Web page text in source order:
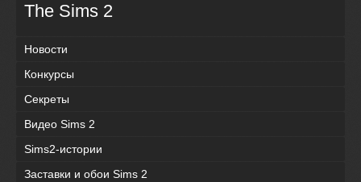
The Sims 2
Новости
Конкурсы
Секреты
Видео Sims 2
Sims2-истории
Заставки и обои Sims 2